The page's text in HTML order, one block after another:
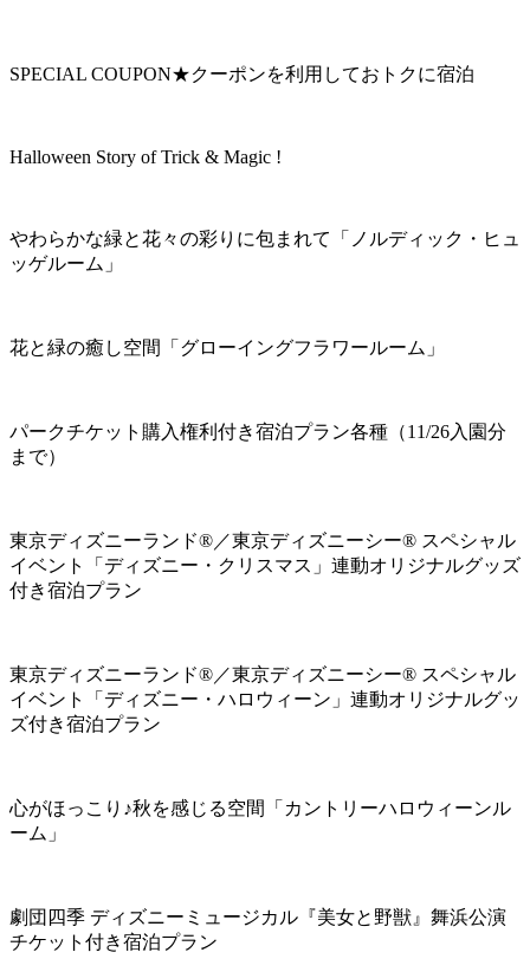
SPECIAL COUPON★クーポンを利用しておトクに宿泊
Halloween Story of Trick & Magic !
やわらかな緑と花々の彩りに包まれて「ノルディック・ヒュ
ッゲルーム」
花と緑の癒し空間「グローイングフラワールーム」
パークチケット購入権利付き宿泊プラン各種（11/26入園分
まで）
東京ディズニーランド®／東京ディズニーシー® スペシャル
イベント「ディズニー・クリスマス」連動オリジナルグッズ
付き宿泊プラン
東京ディズニーランド®／東京ディズニーシー® スペシャル
イベント「ディズニー・ハロウィーン」連動オリジナルグッ
ズ付き宿泊プラン
心がほっこり♪秋を感じる空間「カントリーハロウィーンル
ーム」
劇団四季 ディズニーミュージカル『美女と野獣』舞浜公演
チケット付き宿泊プラン